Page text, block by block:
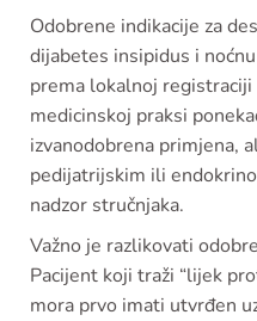
Odobrene indikacije za
dijabetes insipidus i
prema lokalnoj
medicinskoj praksi
izvanodobrena primjena,
pedijatrijskim ili
nadzor stručnjaka.
Važno je razlikovati
Pacijent koji traži “lijek
mora prvo imati utvrđen